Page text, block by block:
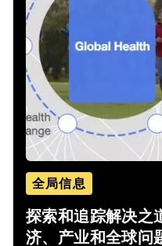
全局信息
探索和追踪解决之
济、产业和全球问